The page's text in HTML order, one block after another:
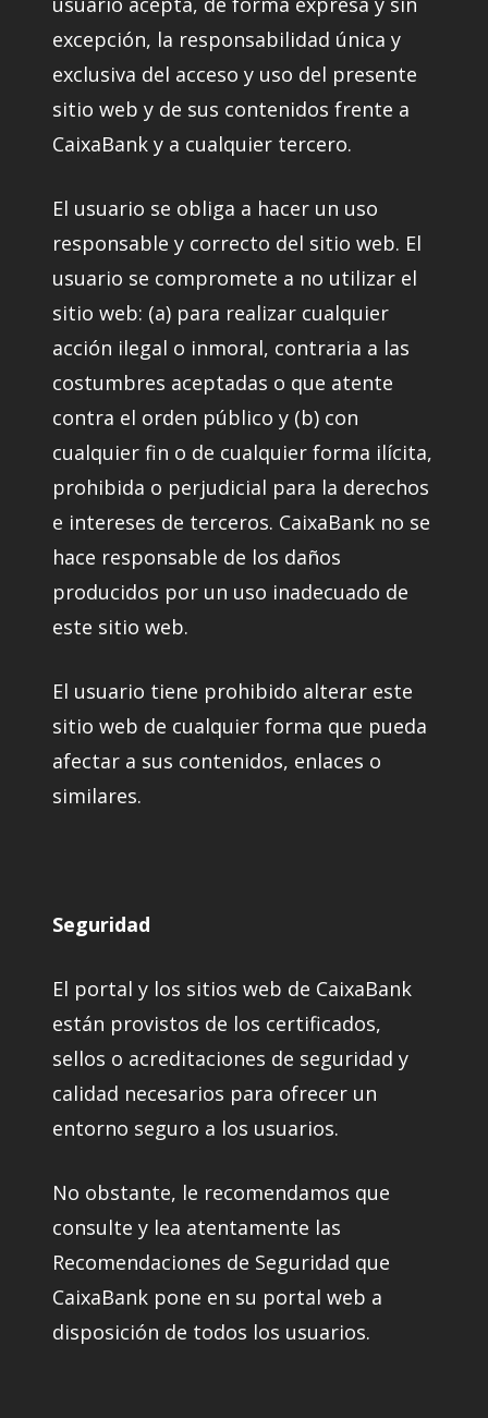
excepción, la responsabilidad única y
exclusiva del acceso y uso del presente
sitio web y de sus contenidos frente a
CaixaBank y a cualquier tercero.
El usuario se obliga a hacer un uso
responsable y correcto del sitio web. El
usuario se compromete a no utilizar el
sitio web: (a) para realizar cualquier
acción ilegal o inmoral, contraria a las
costumbres aceptadas o que atente
contra el orden público y (b) con
cualquier fin o de cualquier forma ilícita,
prohibida o perjudicial para la derechos
e intereses de terceros. CaixaBank no se
hace responsable de los daños
producidos por un uso inadecuado de
este sitio web.
El usuario tiene prohibido alterar este
sitio web de cualquier forma que pueda
afectar a sus contenidos, enlaces o
similares.
Seguridad
El portal y los sitios web de CaixaBank
están provistos de los certificados,
sellos o acreditaciones de seguridad y
calidad necesarios para ofrecer un
entorno seguro a los usuarios.
No obstante, le recomendamos que
consulte y lea atentamente las
Recomendaciones de Seguridad que
CaixaBank pone en su portal web a
disposición de todos los usuarios.